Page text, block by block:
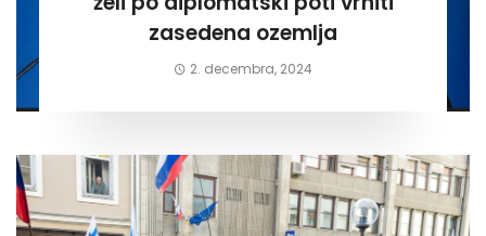
zasedena ozemlja
2. decembra, 2024